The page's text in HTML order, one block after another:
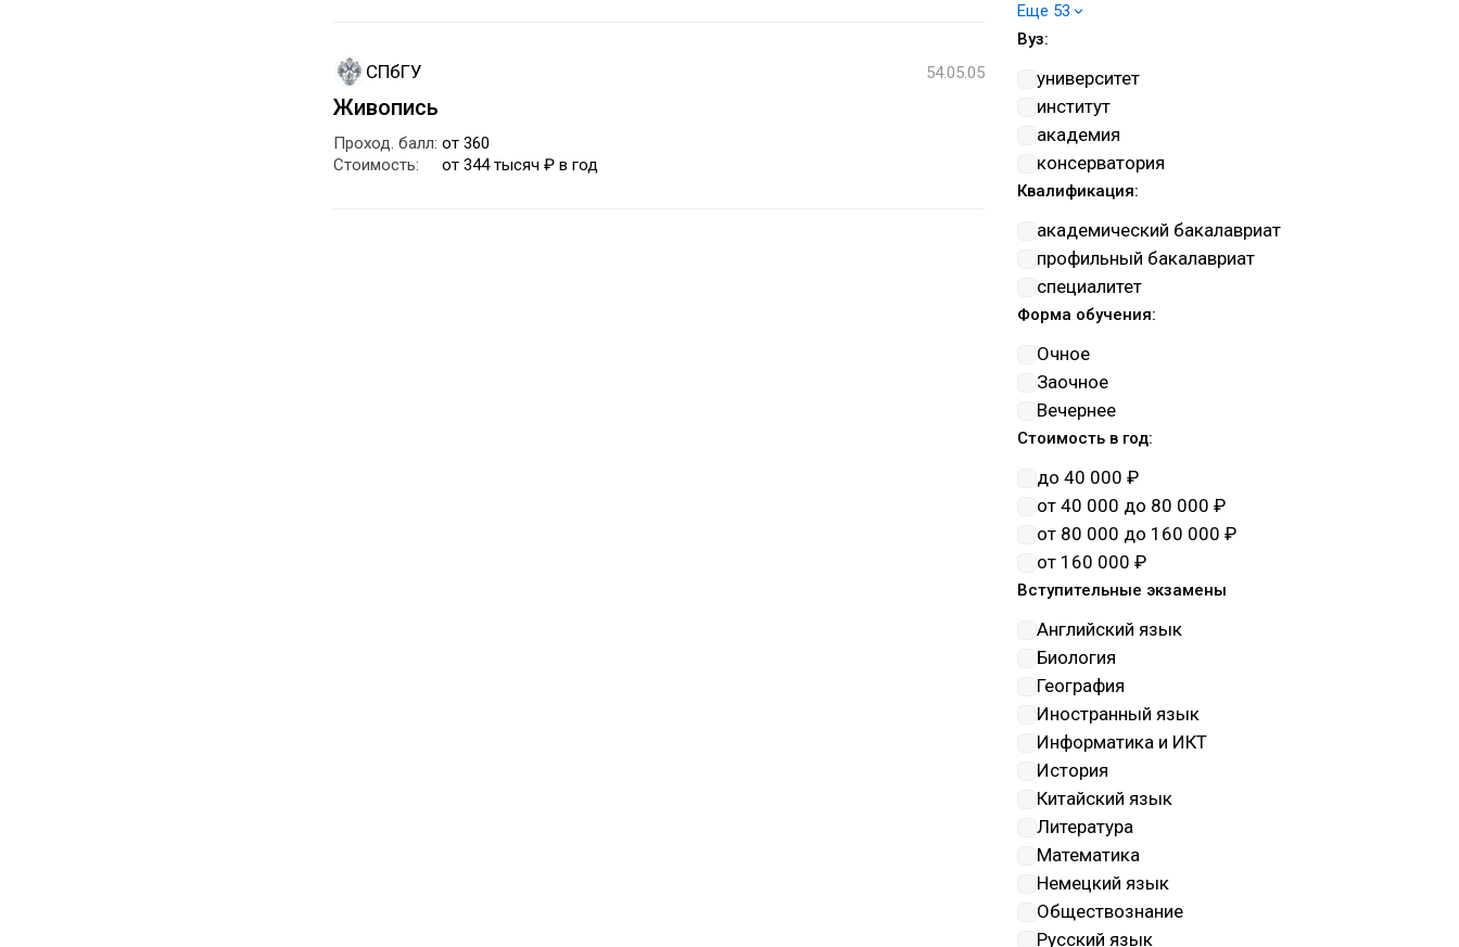
Изобразительное и прикладные
виды искусств
Информатика и вычислительная
техника
Информационная безопасность
Искусствознание
История и археология
Компьютерные и
информационные науки
Культуроведение и
социокультурные проекты
Математика и механика
Машиностроение
Музыкальное искусство
Нанотехнологии и
наноматериалы
Науки о здоровье и
профилактическая медицина
Науки о земле
Обеспечение государтсвенной
Образование и педагогические
науки
Оружие и системы вооружения
Политические науки и
регионоведение
Прикладная геология, горное
дело, нефтегазовое дело и
геодезия
Промышленная экология и
биотехнологии
Психологические науки
Еще 53
Вуз:
университет
институт
академия
консерватория
Квалификация:
академический бакалавриат
профильный бакалавриат
специалитет
Форма обучения:
Очное
Заочное
Вечернее
Стоимость в год:
до 40 000 ₽
от 40 000 до 80 000 ₽
от 80 000 до 160 000 ₽
от 160 000 ₽
Вступительные экзамены
Английский язык
Биология
География
Иностранный язык
Информатика и ИКТ
История
Китайский язык
Литература
Математика
Немецкий язык
Обществознание
Русский язык
СПбГУ 54.05.05
Живопись
Проход. балл: от 360
Стоимость:
от 344 тысяч ₽ в год